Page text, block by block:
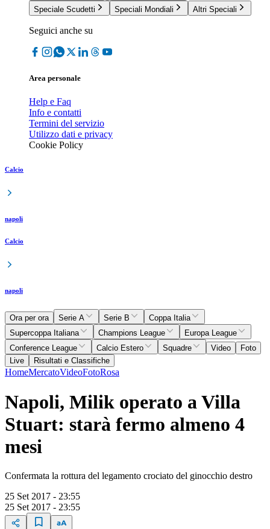
Speciale Scudetti
Speciali Mondiali Altri Speciali
Seguici anche su
Area personale
Help e Faq
Info e contatti
Termini del servizio
Utilizzo dati e privacy
Cookie Policy
Calcio
napoli
Calcio
napoli
Ora per ora Serie A Serie B
Coppa Italia
Supercoppa Italiana
Champions League
Europa League
Conference League
Calcio Estero Squadre Video
Foto
Live
Risultati e Classifiche
HomeMercatoVideoFotoRosa
Napoli, Milik operato a Villa
Stuart: starà fermo almeno 4
mesi
Confermata la rottura del legamento crociato del ginocchio destro
25 Set 2017 - 23:55
25 Set 2017 - 23:55